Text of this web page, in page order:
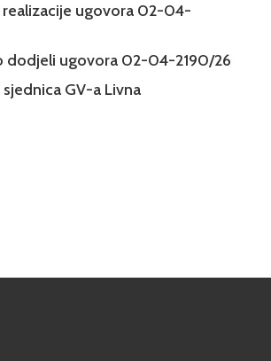
realizacije ugovora 02-04-
dodjeli ugovora 02-04-2190/26
GV-a Livna